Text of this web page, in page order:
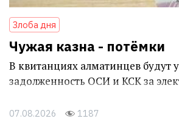
Злоба дня
Чужая казна - потёмки
В квитанциях алматинцев будут
задолженность ОСИ и КСК за
07.08.2026 1187